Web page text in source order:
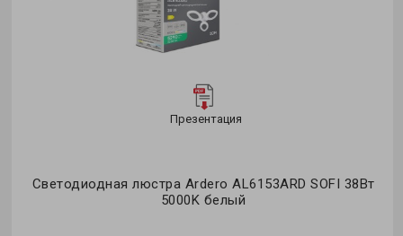
Презентация
Светодиодная люстра Ardero AL6153ARD SOFI 38Вт
5000K белый